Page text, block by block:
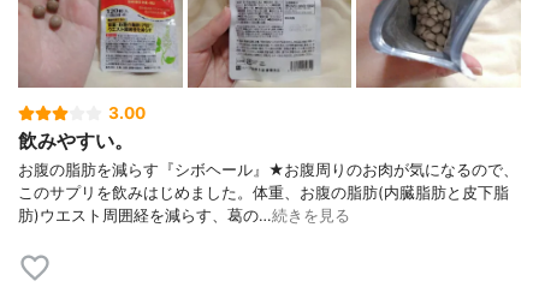
3.00
飲みやすい。
お腹の脂肪を減らす『シボヘール』★お腹周りのお肉が気になるので、
このサプリを飲みはじめました。体重、お腹の脂肪(内臓脂肪と皮下脂
肪)ウエスト周囲経を減らす、葛の…続きを見る